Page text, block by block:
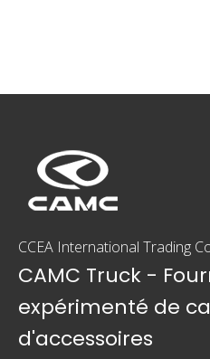
interne est le soi-disant
distributeur de
travail de ravitaillement
qu'avec un bon et diligent
International Trading Co.,
détail les 5 méthodes
CCEA International Trading
CAMC Truck -
expérimenté de
d'accessoires